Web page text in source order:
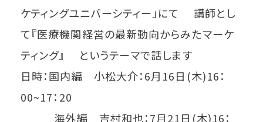
ケティングユニバーシティー」にて 講師とし
て『医療機関経営の最新動向からみたマーケ
ティング』 というテーマで話します
日時：国内編 小松大介：6月16日(木)16：
00~17：20
海外編 吉村和也：7月21日(木)16：